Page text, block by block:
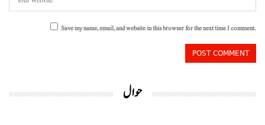
Save my name, email, and website in this browser for the next time I comment.
حوال